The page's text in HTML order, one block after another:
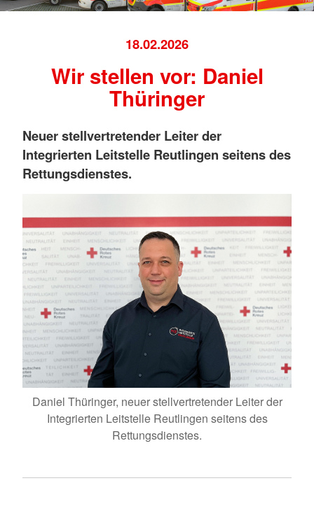
18.02.2026
Wir stellen vor: Daniel
Thüringer
Neuer stellvertretender Leiter der
Integrierten Leitstelle Reutlingen seitens des
Rettungsdienstes.
Daniel Thüringer, neuer stellvertretender Leiter der
Integrierten Leitstelle Reutlingen seitens des
Rettungsdienstes.